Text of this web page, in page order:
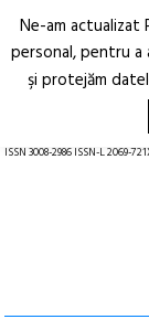
Arhitectură.
Oraș.
ISSN 3008-2986 ISSN-L 2069-
Ne-am actualizat
personal, pentru
şi protejăm